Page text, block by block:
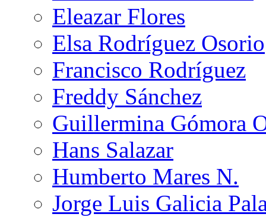
Eleazar Flores
Elsa Rodríguez Osorio
Francisco Rodríguez
Freddy Sánchez
Guillermina Gómora
Hans Salazar
Humberto Mares N.
Jorge Luis Galicia